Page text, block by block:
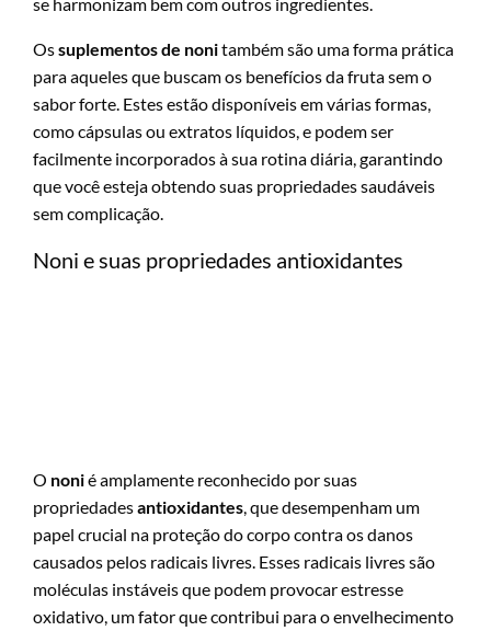
Ossuplementos de nonitambém são uma forma prática
para aqueles que buscam os benefícios da fruta sem o
sabor forte. Estes estão disponíveis em várias formas,
como cápsulas ou extratos líquidos, e podem ser
facilmente incorporados à sua rotina diária, garantindo
que você esteja obtendo suas propriedades saudáveis
sem complicação.
Noni e suas propriedades antioxidantes
O nonié amplamente reconhecido por suas
propriedadesantioxidantes , que desempenham um
papel crucial na proteção do corpo contra os danos
causados pelos radicais livres. Esses radicais livres são
moléculas instáveis que podem provocar estresse
oxidativo, um fator que contribui para o envelhecimento